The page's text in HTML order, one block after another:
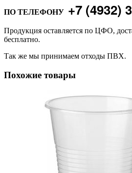
ПО ТЕЛЕФОНУ +7 (4932)
Продукция оставляется по ЦФО,
бесплатно.
Так же мы принимаем отходы ПВХ.
Похожие товары